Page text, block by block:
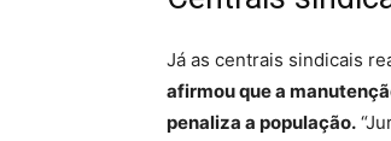
Já as centrais sindicais
afirmou que a
penaliza a população.